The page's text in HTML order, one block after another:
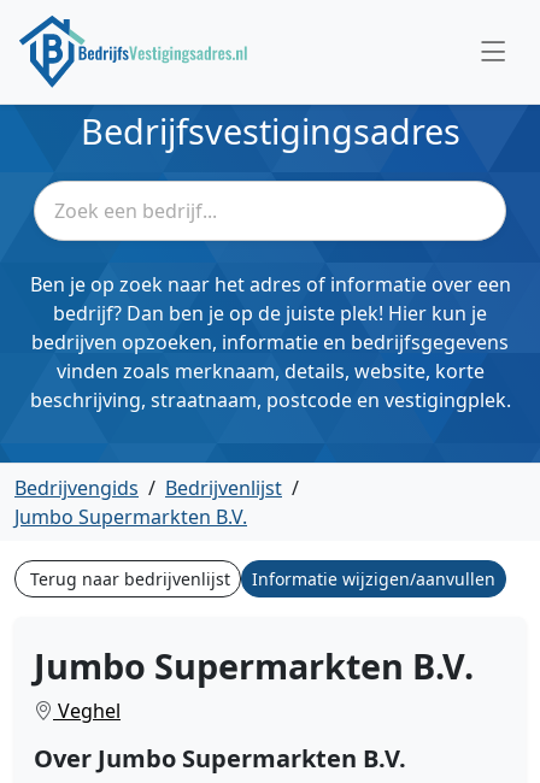
Bedrijfsvestigingsadres
Ben je op zoek naar het adres of informatie over een
bedrijf? Dan ben je op de juiste plek! Hier kun je
bedrijven opzoeken, informatie en bedrijfsgegevens
vinden zoals merknaam, details, website, korte
beschrijving, straatnaam, postcode en vestigingplek.
Bedrijvengids / Bedrijvenlijst /
Jumbo Supermarkten B.V.
Terug naar bedrijvenlijst Informatie wijzigen/aanvullen
Jumbo Supermarkten B.V.
Veghel
Over Jumbo Supermarkten B.V.